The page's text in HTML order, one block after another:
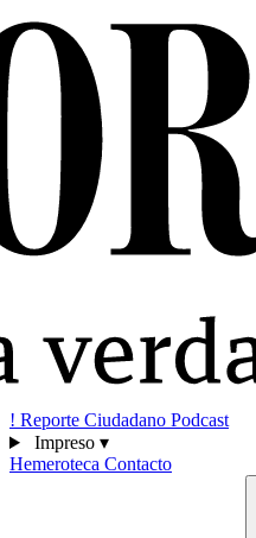
! Reporte Ciudadano Podcast
Impreso ▾
Hemeroteca Contacto